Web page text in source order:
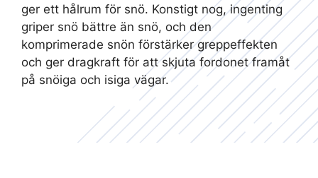
ger ett hålrum för snö. Konstigt nog, ingenting
griper snö bättre än snö, och den
komprimerade snön förstärker greppeffekten
och ger dragkraft för att skjuta fordonet framåt
på snöiga och isiga vägar.